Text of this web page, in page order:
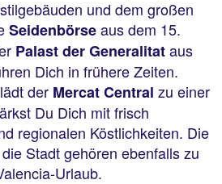
und dem großen
Seidenbörseaus dem 15.
Palast der Generalitataus
Dich in frühere Zeiten.
der Mercat Central zu einer
Du Dich mit frisch
regionalen Köstlichkeiten. Die
Stadt gehören ebenfalls zu
Urlaub.